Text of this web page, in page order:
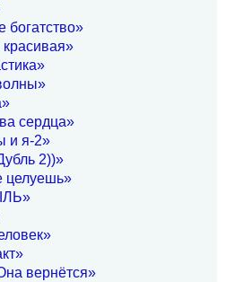
сердца»
и я-2»
2))»
целуешь»
вернётся»